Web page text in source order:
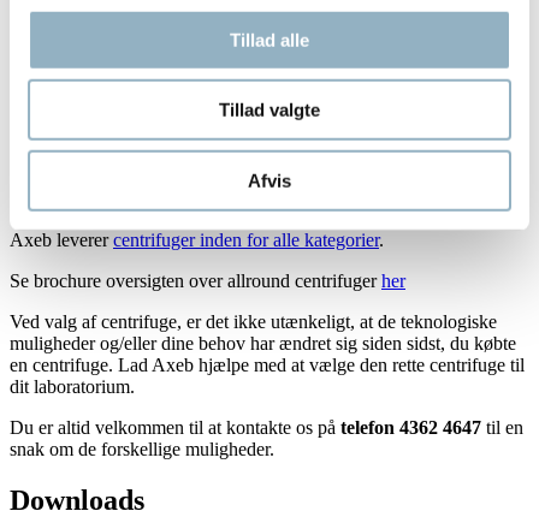
Tillad alle
Tillad valgte
Afvis
vifte af protokoller og forskellige brugere, eller
vil der blive kørt standardiserede protokol dag
Har du nogen pladsrestriktioner såsom bordplade
eller gulvplads?
Særlige behov som fx proces sporbarhed eller
Axeb leverercentrifuger inden for alle kategorier.
Se brochure oversigten over allround centrifugerher
Ved valg af centrifuge, er det ikke utænkeligt, at de teknologiske
muligheder og/eller dine behov har ændret sig siden sidst, du købte
en centrifuge. Lad Axeb hjælpe med at vælge den rette centrifuge til
dit laboratorium.
Du er altid velkommen til at kontakte os på telefon 4362 4647 til en
snak om de forskellige muligheder.
Downloads